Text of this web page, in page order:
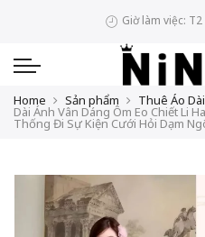
Giờ làm việc:
Home Sản phẩm Thuê Áo
Dài Ánh Vân Dáng Ôm Eo Chiết Li
Thống Đi Sự Kiện Cưới Hỏi Dạm